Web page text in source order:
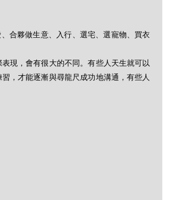
合夥做生意、入行、選宅、選寵物、買衣
現，會有很大的不同。有些人天生就可以
，才能逐漸與尋龍尺成功地溝通，有些人